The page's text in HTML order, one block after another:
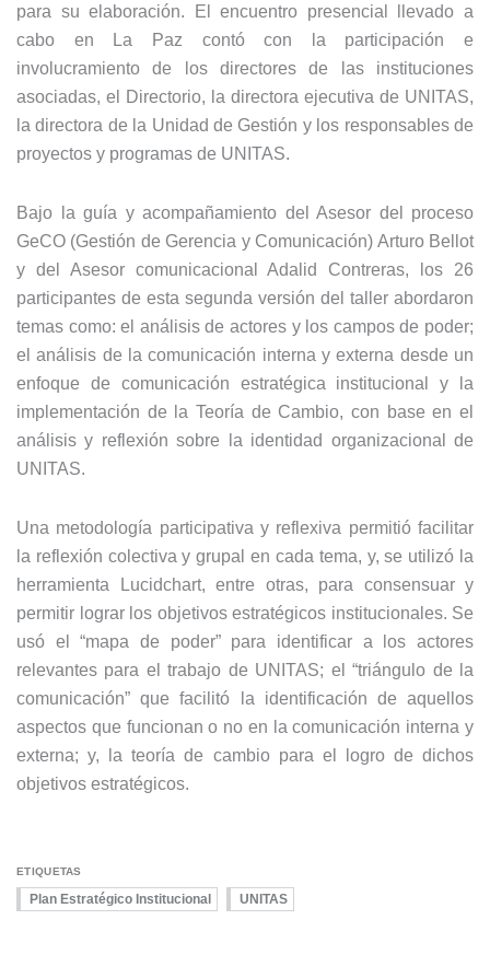
para su elaboración. El encuentro presencial llevado a
cabo en La Paz contó con la participación e
involucramiento de los directores de las instituciones
asociadas, el Directorio, la directora ejecutiva de UNITAS,
la directora de la Unidad de Gestión y los responsables de
proyectos y programas de UNITAS.
Bajo la guía y acompañamiento del Asesor del proceso
GeCO (Gestión de Gerencia y Comunicación) Arturo Bellot
y del Asesor comunicacional Adalid Contreras, los 26
participantes de esta segunda versión del taller abordaron
temas como: el análisis de actores y los campos de poder;
el análisis de la comunicación interna y externa desde un
enfoque de comunicación estratégica institucional y la
implementación de la Teoría de Cambio, con base en el
análisis y reflexión sobre la identidad organizacional de
UNITAS.
Una metodología participativa y reflexiva permitió facilitar
la reflexión colectiva y grupal en cada tema, y, se utilizó la
herramienta Lucidchart, entre otras, para consensuar y
permitir lograr los objetivos estratégicos institucionales. Se
usó el “mapa de poder” para identificar a los actores
relevantes para el trabajo de UNITAS; el “triángulo de la
comunicación” que facilitó la identificación de aquellos
aspectos que funcionan o no en la comunicación interna y
externa; y, la teoría de cambio para el logro de dichos
objetivos estratégicos.
ETIQUETAS
Plan Estratégico Institucional UNITAS